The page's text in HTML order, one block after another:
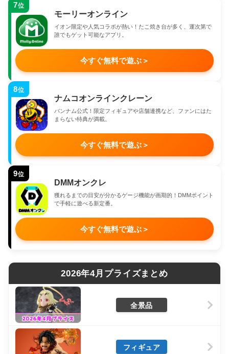
7位
モーリーオンライン
イオン限定や人気コラボが熱い！たこ焼き台が多く、運次第で
誰でもゲット可能なアプリ。
今すぐ無料で遊ぶ＞
8位
ナムコオンラインクレーン
バンナム公式！限定フィギュアや店舗連携など、ファンにはた
まらない特典が満載。
今すぐ無料で遊ぶ＞
9位
DMMオンクレ
獲れるまでの目安が分かるゲージ機能が画期的！DMMポイント
で手軽に遊べる新定番。
今すぐ無料で遊ぶ＞
2026年4月プライズまとめ
全景品
フィギュア